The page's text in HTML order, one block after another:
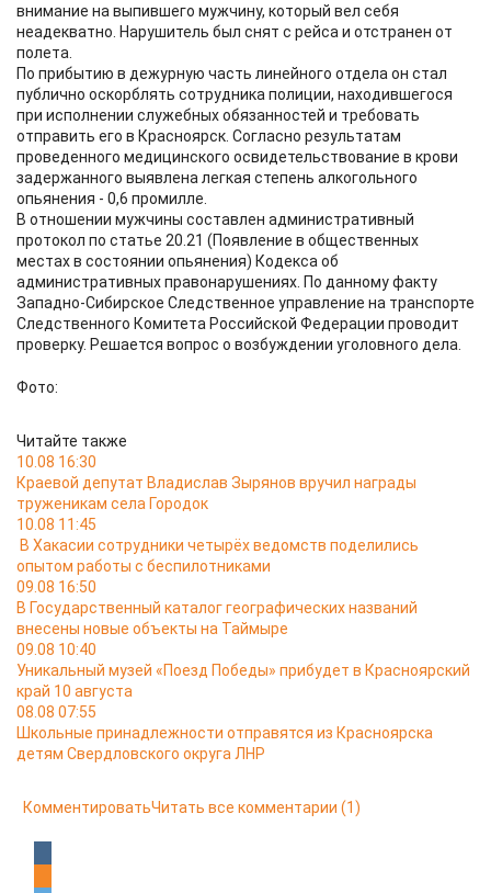
внимание на выпившего мужчину, который вел себя
неадекватно. Нарушитель был снят с рейса и отстранен от
полета.
По прибытию в дежурную часть линейного отдела он стал
публично оскорблять сотрудника полиции, находившегося
при исполнении служебных обязанностей и требовать
отправить его в Красноярск. Согласно результатам
проведенного медицинского освидетельствование в крови
задержанного выявлена легкая степень алкогольного
опьянения - 0,6 промилле.
В отношении мужчины составлен административный
протокол по статье 20.21 (Появление в общественных
местах в состоянии опьянения) Кодекса об
административных правонарушениях. По данному факту
Западно-Сибирское Следственное управление на транспорте
Следственного Комитета Российской Федерации проводит
проверку. Решается вопрос о возбуждении уголовного дела.
Фото:
Читайте также
10.08 16:30
Краевой депутат Владислав Зырянов вручил награды
труженикам села Городок
10.08 11:45
В Хакасии сотрудники четырёх ведомств поделились
опытом работы с беспилотниками
09.08 16:50
В Государственный каталог географических названий
внесены новые объекты на Таймыре
09.08 10:40
Уникальный музей «Поезд Победы» прибудет в Красноярский
край 10 августа
08.08 07:55
Школьные принадлежности отправятся из Красноярска
детям Свердловского округа ЛНР
КомментироватьЧитать все комментарии (1)